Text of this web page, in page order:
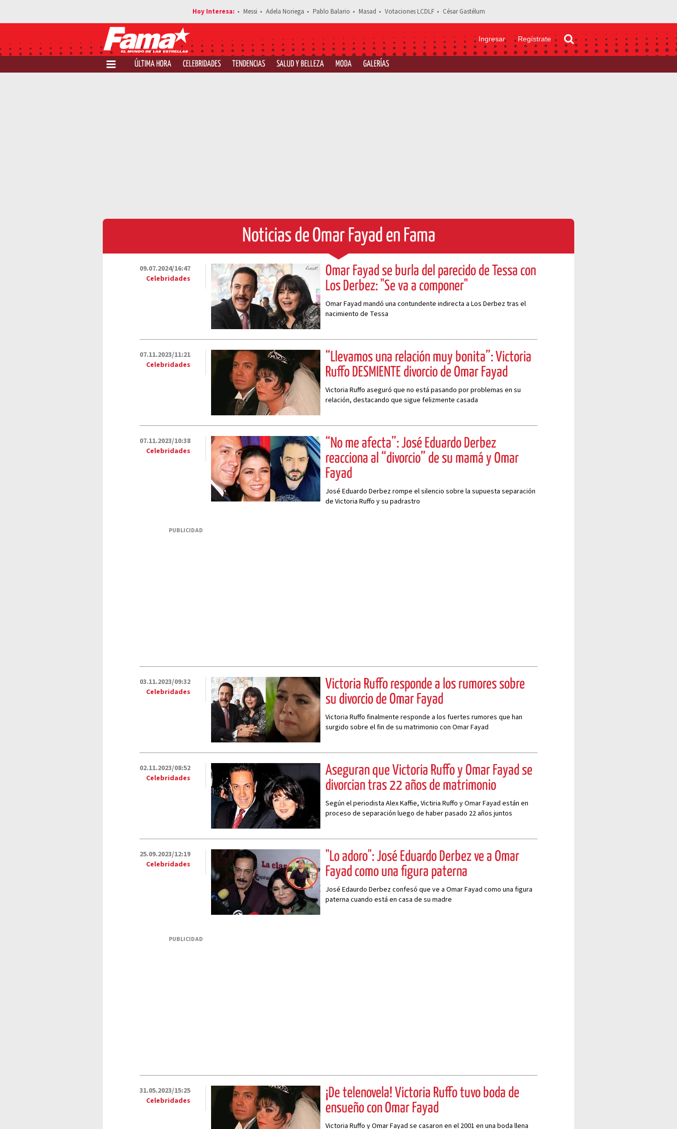
Messi Adela Noriega Pablo Balario Masad Votaciones LCDLF César Gastélum
Ingresar Regístrate
ÚLTIMA HORA CELEBRIDADES TENDENCIAS SALUD Y BELLEZA MODA GALERÍAS
Noticias de Omar Fayad en Fama
09.07.2024/16:47
Celebridades
Omar Fayad se burla del parecido de Tessa con
Los Derbez: "Se va a componer"
Omar Fayad mandó una contundente indirecta a Los Derbez tras el
nacimiento de Tessa
07.11.2023/11:21
Celebridades
“Llevamos una relación muy bonita”: Victoria
Ruffo DESMIENTE divorcio de Omar Fayad
Victoria Ruffo aseguró que no está pasando por problemas en su
relación, destacando que sigue felizmente casada
07.11.2023/10:38
Celebridades
“No me afecta”: José Eduardo Derbez
reacciona al “divorcio” de su mamá y Omar
Fayad
José Eduardo Derbez rompe el silencio sobre la supuesta separación
de Victoria Ruffo y su padrastro
PUBLICIDAD
03.11.2023/09:32
Celebridades
Victoria Ruffo responde a los rumores sobre
su divorcio de Omar Fayad
Victoria Ruffo finalmente responde a los fuertes rumores que han
surgido sobre el fin de su matrimonio con Omar Fayad
02.11.2023/08:52
Celebridades
Aseguran que Victoria Ruffo y Omar Fayad se
divorcian tras 22 años de matrimonio
Según el periodista Alex Kaffie, Victiria Ruffo y Omar Fayad están en
proceso de separación luego de haber pasado 22 años juntos
25.09.2023/12:19
Celebridades
"Lo adoro": José Eduardo Derbez ve a Omar
Fayad como una figura paterna
José Edaurdo Derbez confesó que ve a Omar Fayad como una figura
paterna cuando está en casa de su madre
PUBLICIDAD
31.05.2023/15:25
Celebridades
¡De telenovela! Victoria Ruffo tuvo boda de
ensueño con Omar Fayad
Victoria Ruffo y Omar Fayad se casaron en el 2001 en una boda llena